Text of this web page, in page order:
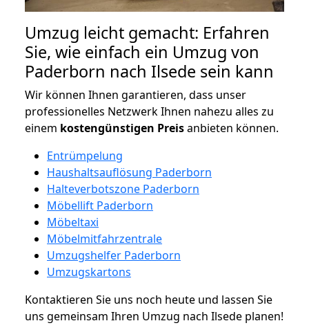
Umzug leicht gemacht: Erfahren
Sie, wie einfach ein Umzug von
Paderborn nach Ilsede sein kann
Wir können Ihnen garantieren, dass unser
professionelles Netzwerk Ihnen nahezu alles zu
einem kostengünstigen Preisanbieten können.
Entrümpelung
Haushaltsauflösung Paderborn
Halteverbotszone Paderborn
Möbellift Paderborn
Möbeltaxi
Möbelmitfahrzentrale
Umzugshelfer Paderborn
Umzugskartons
Kontaktieren Sie uns noch heute und lassen Sie
uns gemeinsam Ihren Umzug nach Ilsede planen!